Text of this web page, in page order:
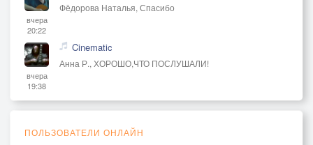
вчера
20:22
Фёдорова Наталья, Спасибо
вчера
19:38
Cinematic
Анна Р., ХОРОШО,ЧТО ПОСЛУШАЛИ!
ПОЛЬЗОВАТЕЛИ ОНЛАЙН